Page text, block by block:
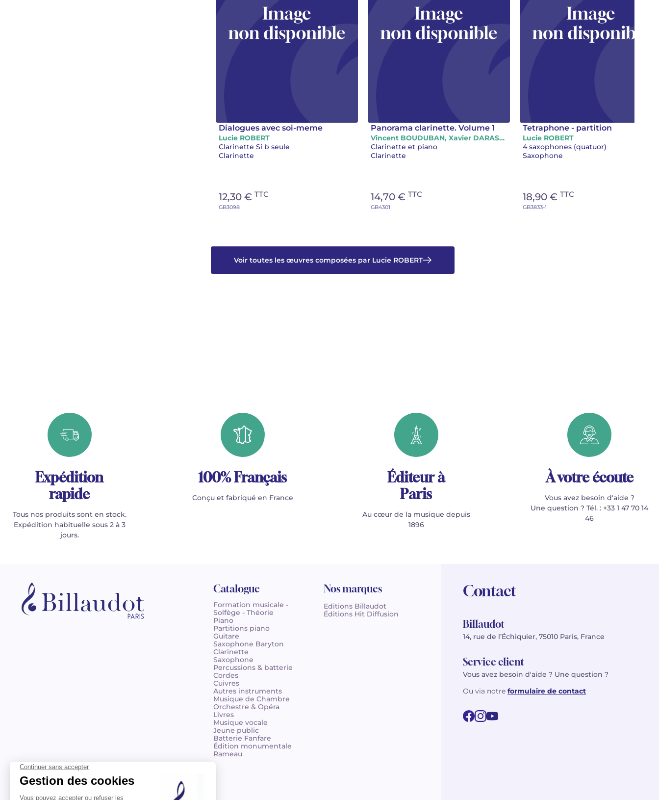
Dialogues avec soi-meme
Lucie ROBERT
Clarinette Si b seule
Clarinette
12,30 € TTC
GB3098
Panorama clarinette. Volume 1
Vincent BOUDUBAN, Xavier DARASSE, AUTEURS DIVERS, Peter FLORIAN, Lucie ROBERT, Jeanine RUEFF
Clarinette et piano
Clarinette
14,70 € TTC
GB4301
Tetraphone - partition
Lucie ROBERT
4 saxophones (quatuor)
Saxophone
18,90 € TTC
GB3833-1
Voir toutes les œuvres composées par Lucie ROBERT
Expédition
rapide
Tous nos produits sont en stock.
Expédition habituelle sous 2 à 3
jours.
100% Français
Conçu et fabriqué en France
Éditeur à
Paris
Au cœur de la musique depuis
1896
À votre écoute
Vous avez besoin d'aide ?
Une question ? Tél. : +33 1 47 70 14
46
Catalogue
Formation musicale -
Solfège - Théorie
Piano
Partitions piano
Guitare
Saxophone Baryton
Clarinette
Saxophone
Percussions & batterie
Cordes
Cuivres
Autres instruments
Musique de Chambre
Orchestre & Opéra
Livres
Musique vocale
Jeune public
Batterie Fanfare
Édition monumentale
Rameau
Nos marques
Editions Billaudot
Éditions Hit Diffusion
Contact
Billaudot
14, rue de l’Échiquier, 75010 Paris, France
Service client
Vous avez besoin d'aide ? Une question ?
Ou via notre formulaire de contact